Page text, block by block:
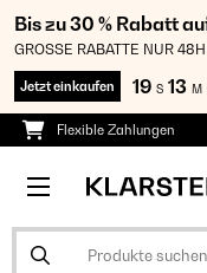
Bis zu 30 % Rabatt
GROSSE RABATTE NUR
Jetzt einkaufen 19 S 13 M
Flexible Zahlungen